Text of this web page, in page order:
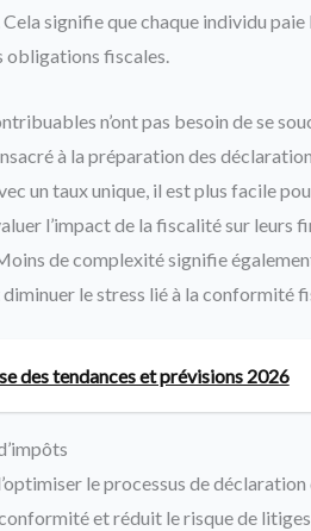
signifie que chaque individu paie
obligations fiscales.
n’ont pas besoin de se
à la préparation des
un taux unique, il est plus facile
l’impact de la fiscalité sur leurs
de complexité signifie
le stress lié à la conformité
des tendances et prévisions 2026
le processus de
et réduit le risque de